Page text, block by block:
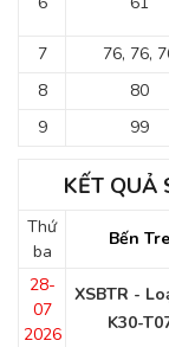
7
76, 76,
8
80
9
99
KẾT QUẢ
Thứ
ba
Bến Tre
28-
07
2026
XSBTR -
K30-